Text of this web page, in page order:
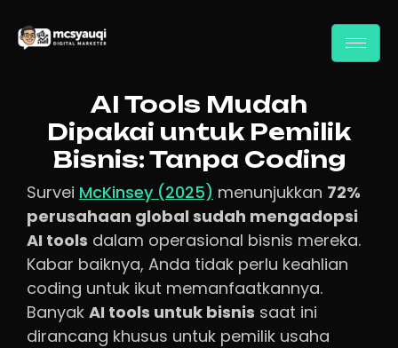
AI Tools Mudah
Dipakai untuk Pemilik
Bisnis: Tanpa Coding
Survei McKinsey (2025) menunjukkan 72%
perusahaan global sudah mengadopsi
AI tools dalam operasional bisnis mereka.
Kabar baiknya, Anda tidak perlu keahlian
coding untuk ikut memanfaatkannya.
Banyak AI tools untuk bisnis saat ini
dirancang khusus untuk pemilik usaha